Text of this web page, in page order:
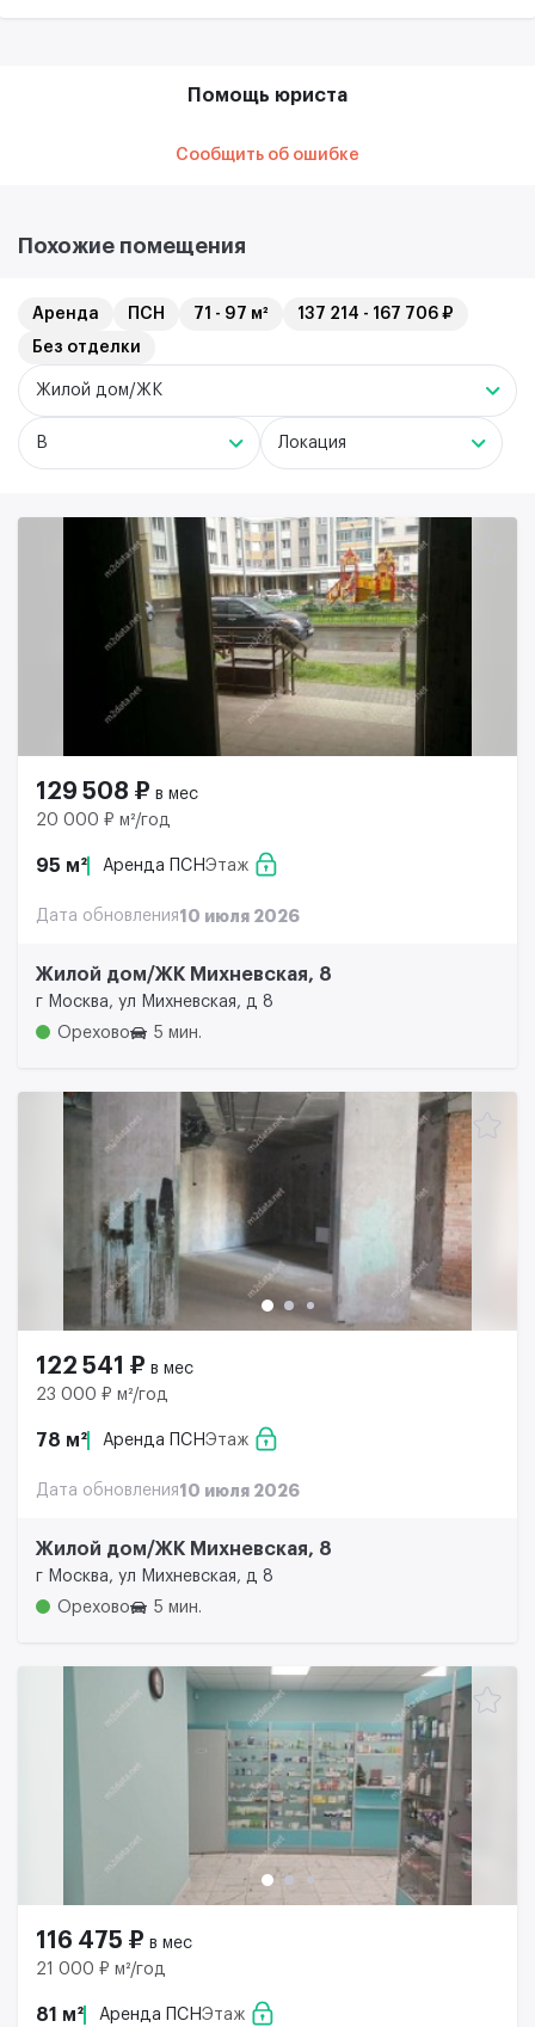
Помощь юриста
Сообщить об ошибке
Похожие помещения
Аренда ПСН 71 - 97 м²
137 214 - 167 706 ₽
Без отделки
Жилой дом/ЖК
B Локация
129 508 ₽ в мес
20 000 ₽ м²/год
95 м² Аренда ПСНЭтаж
Дата обновления10 июля 2026
Жилой дом/ЖК Михневская, 8
г Москва, ул Михневская, д 8
Орехово
5 мин.
122 541 ₽ в мес
23 000 ₽ м²/год
78 м² Аренда ПСНЭтаж
Дата обновления10 июля 2026
Жилой дом/ЖК Михневская, 8
г Москва, ул Михневская, д 8
Орехово
5 мин.
116 475 ₽ в мес
21 000 ₽ м²/год
81 м² Аренда ПСНЭтаж